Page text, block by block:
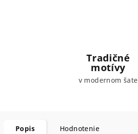
Tradičné
motívy
v modernom šate
Popis Hodnotenie